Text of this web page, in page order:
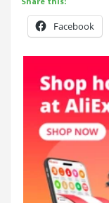
Facebook